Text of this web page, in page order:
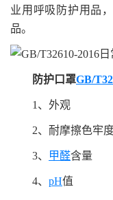
业用呼吸防护用品
品。
防护口罩GB/
1、外观
2、耐摩擦色牢
3、 甲醛含量
4、 pH值